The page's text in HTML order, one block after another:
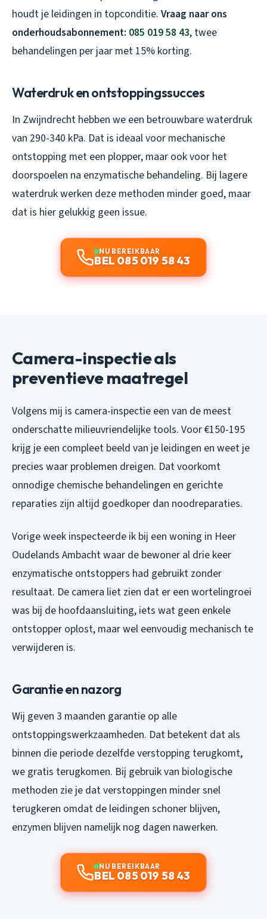
houdt je leidingen in topconditie. Vraag naar ons
onderhoudsabonnement: 085 019 58 43, twee
behandelingen per jaar met 15% korting.
Waterdruk en ontstoppingssucces
In Zwijndrecht hebben we een betrouwbare waterdruk
van 290-340 kPa. Dat is ideaal voor mechanische
ontstopping met een plopper, maar ook voor het
doorspoelen na enzymatische behandeling. Bij lagere
waterdruk werken deze methoden minder goed, maar
dat is hier gelukkig geen issue.
NU BEREIKBAAR
BEL 085 019 58 43
Camera-inspectie als
preventieve maatregel
Volgens mij is camera-inspectie een van de meest
onderschatte milieuvriendelijke tools. Voor €150-195
krijg je een compleet beeld van je leidingen en weet je
precies waar problemen dreigen. Dat voorkomt
onnodige chemische behandelingen en gerichte
reparaties zijn altijd goedkoper dan noodreparaties.
Vorige week inspecteerde ik bij een woning in Heer
Oudelands Ambacht waar de bewoner al drie keer
enzymatische ontstoppers had gebruikt zonder
resultaat. De camera liet zien dat er een wortelingroei
was bij de hoofdaansluiting, iets wat geen enkele
ontstopper oplost, maar wel eenvoudig mechanisch te
verwijderen is.
Garantie en nazorg
Wij geven 3 maanden garantie op alle
ontstoppingswerkzaamheden. Dat betekent dat als
binnen die periode dezelfde verstopping terugkomt,
we gratis terugkomen. Bij gebruik van biologische
methoden zie je dat verstoppingen minder snel
terugkeren omdat de leidingen schoner blijven,
enzymen blijven namelijk nog dagen nawerken.
NU BEREIKBAAR
BEL 085 019 58 43